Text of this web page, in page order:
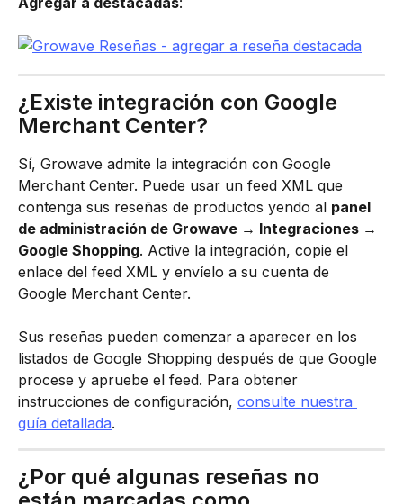
¿Existe integración con Google
Merchant Center?
Sí, Growave admite la integración con Google
Merchant Center. Puede usar un feed XML que
contenga sus reseñas de productos yendo al panel
de administración de Growave → Integraciones →
Google Shopping. Active la integración, copie el
enlace del feed XML y envíelo a su cuenta de
Google Merchant Center.
Sus reseñas pueden comenzar a aparecer en los
listados de Google Shopping después de que Google
procese y apruebe el feed. Para obtener
instrucciones de configuración, consulte nuestra
guía detallada.
¿Por qué algunas reseñas no